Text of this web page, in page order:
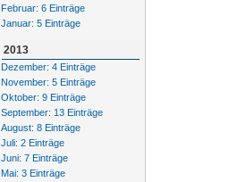
Februar: 6 Einträge
Januar: 5 Einträge
2013
Dezember: 4 Einträge
November: 5 Einträge
Oktober: 9 Einträge
September: 13 Einträge
August: 8 Einträge
Juli: 2 Einträge
Juni: 7 Einträge
Mai: 3 Einträge